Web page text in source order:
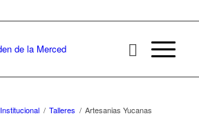
Institucional / Talleres / Artesanias Yucanas